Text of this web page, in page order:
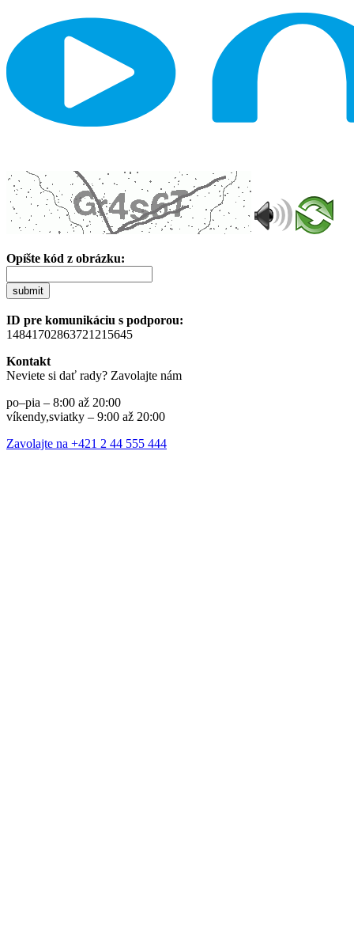
Opíšte kód z obrázku:
submit
ID pre komunikáciu s podporou:
14841702863721215645
Kontakt
Neviete si dať rady? Zavolajte nám
po–pia – 8:00 až 20:00
víkendy,sviatky – 9:00 až 20:00
Zavolajte na +421 2 44 555 444